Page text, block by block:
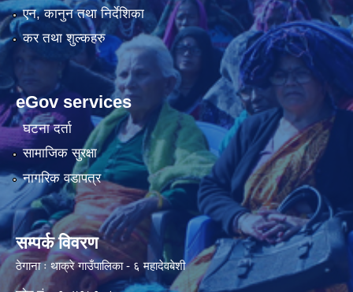
एन, कानुन तथा निर्देशिका
कर तथा शुल्कहरु
eGov services
घटना दर्ता
सामाजिक सुरक्षा
नागरिक वडापत्र
सम्पर्क विवरण
ठेगाना ः थाक्रे गाउँपालिका - ६ महादेवबेशी